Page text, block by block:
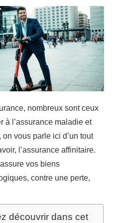
nombreux sont ceux
à l’assurance maladie et
on vous parle ici d’un tout
l’assurance affinitaire.
vos biens
contre une perte,
découvrir dans cet